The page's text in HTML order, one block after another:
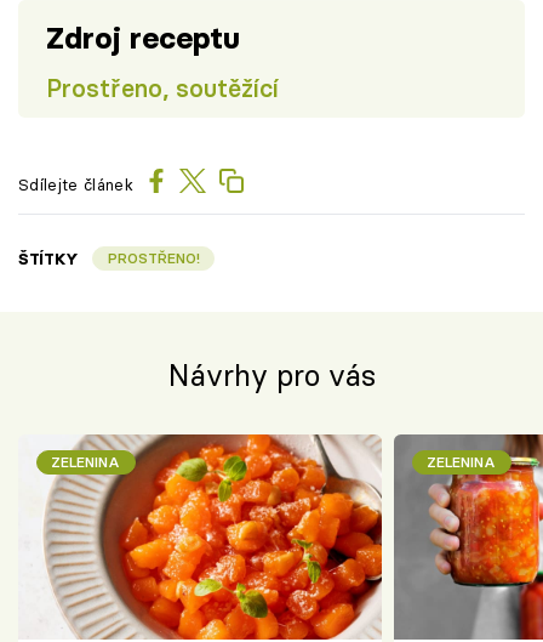
Zdroj receptu
Prostřeno, soutěžící
Sdílejte článek
ŠTÍTKY PROSTŘENO!
Návrhy pro vás
ZELENINA ZELENINA